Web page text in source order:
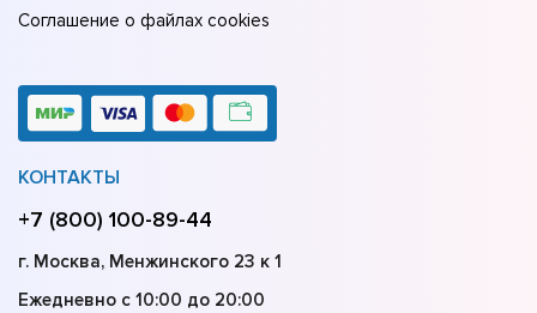
Соглашение о файлах cookies
КОНТАКТЫ
+7 (800) 100-89-44
г. Москва, Менжинского 23 к 1
Ежедневно с 10:00 до 20:00